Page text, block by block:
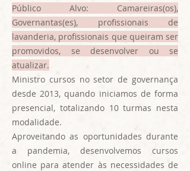
Público Alvo: Camareiras(os),
Governantas(es), profissionais de
lavanderia, profissionais que queiram ser
promovidos, se desenvolver ou se
atualizar.
Ministro cursos no setor de governança
desde 2013, quando iniciamos de forma
presencial, totalizando 10 turmas nesta
modalidade.
Aproveitando as oportunidades durante
a pandemia, desenvolvemos cursos
online para atender às necessidades de